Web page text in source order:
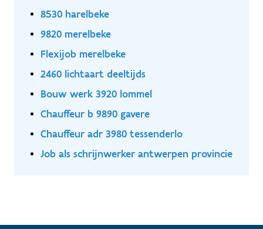
8530 harelbeke
9820 merelbeke
Flexijob merelbeke
2460 lichtaart deeltijds
Bouw werk 3920 lommel
Chauffeur b 9890 gavere
Chauffeur adr 3980 tessenderlo
Job als schrijnwerker antwerpen provincie